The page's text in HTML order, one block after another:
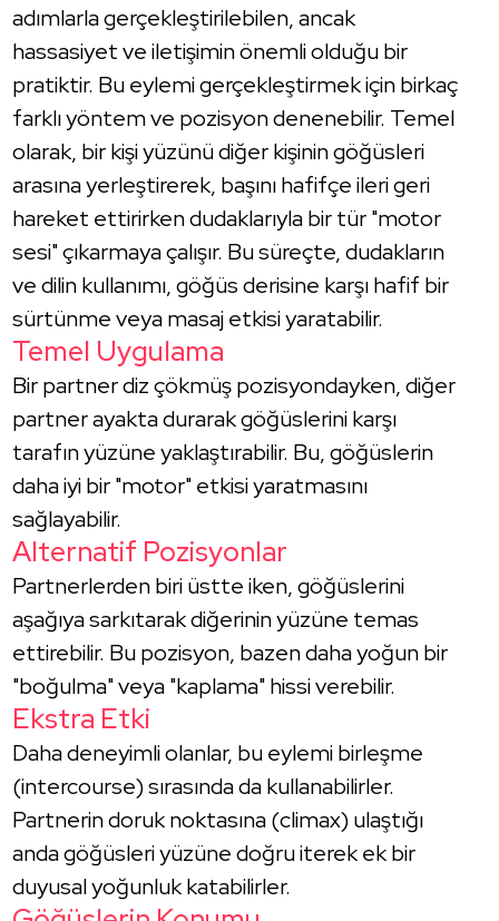
adımlarla gerçekleştirilebilen, ancak
hassasiyet ve iletişimin önemli olduğu bir
pratiktir. Bu eylemi gerçekleştirmek için birkaç
farklı yöntem ve pozisyon denenebilir. Temel
olarak, bir kişi yüzünü diğer kişinin göğüsleri
arasına yerleştirerek, başını hafifçe ileri geri
hareket ettirirken dudaklarıyla bir tür "motor
sesi" çıkarmaya çalışır. Bu süreçte, dudakların
ve dilin kullanımı, göğüs derisine karşı hafif bir
sürtünme veya masaj etkisi yaratabilir.
Temel Uygulama
Bir partner diz çökmüş pozisyondayken, diğer
partner ayakta durarak göğüslerini karşı
tarafın yüzüne yaklaştırabilir. Bu, göğüslerin
daha iyi bir "motor" etkisi yaratmasını
sağlayabilir.
Alternatif Pozisyonlar
Partnerlerden biri üstte iken, göğüslerini
aşağıya sarkıtarak diğerinin yüzüne temas
ettirebilir. Bu pozisyon, bazen daha yoğun bir
"boğulma" veya "kaplama" hissi verebilir.
Ekstra Etki
Daha deneyimli olanlar, bu eylemi birleşme
(intercourse) sırasında da kullanabilirler.
Partnerin doruk noktasına (climax) ulaştığı
anda göğüsleri yüzüne doğru iterek ek bir
duyusal yoğunluk katabilirler.